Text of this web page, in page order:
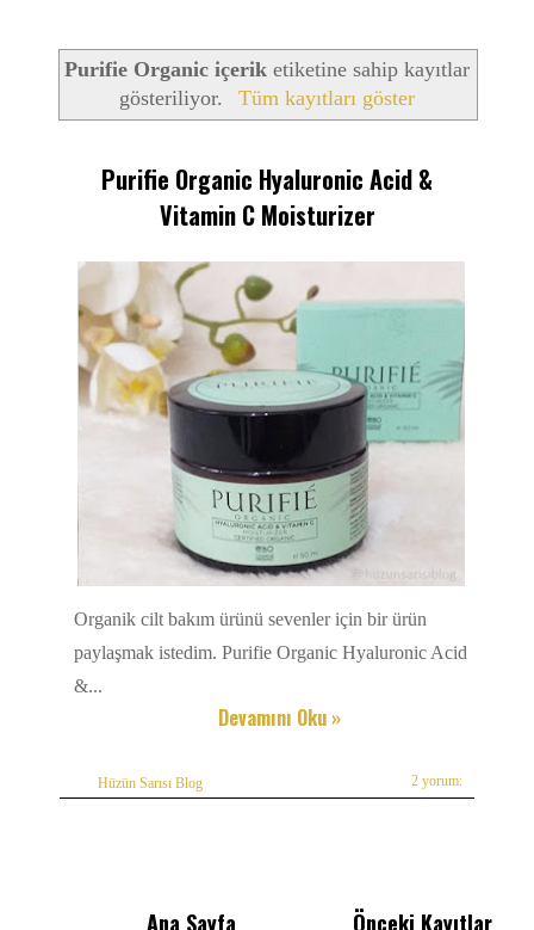
Purifie Organic içerik etiketine sahip kayıtlar
gösteriliyor.
Tüm kayıtları göster
Purifie Organic Hyaluronic Acid &
Vitamin C Moisturizer
Organik cilt bakım ürünü sevenler için bir ürün
paylaşmak istedim. Purifie Organic Hyaluronic Acid
&...
Devamını Oku »
Hüzün Sarısı Blog 2 yorum:
Önceki Kayıtlar
Ana Sayfa